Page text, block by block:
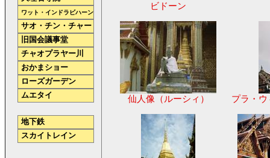
ビドーン
仙人像（ルーシィ） プラ・
ワット・インドラビハーン
サオ・チン・チャー
旧国会議事堂
チャオプラヤー川
おかまショー
ローズガーデン
ムエタイ
地下鉄
スカイトレイン